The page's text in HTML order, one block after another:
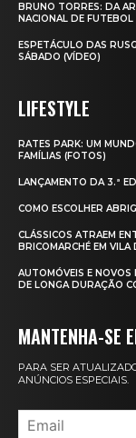
BRUNO TORRES: DA
NACIONAL DE
ESPETÁCULO DAS
SÁBADO (VÍDEO)
LIFESTYLE
RATES PARK: UM
FAMÍLIAS (FOTOS)
LANÇAMENTO DA 3.ª
COMO ESCOLHER
CLÁSSICOS ATRAEM
BRICOMARCHÉ EM
AUTOMÓVEIS E
DE LONGA DURAÇÃO
MANTENHA-SE
PARA SER
ANÚNCIOS ESPECIAIS.